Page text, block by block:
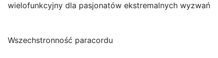
wielofunkcyjny dla pasjonatów ekstremalnych wyzwań
Wszechstronność paracordu